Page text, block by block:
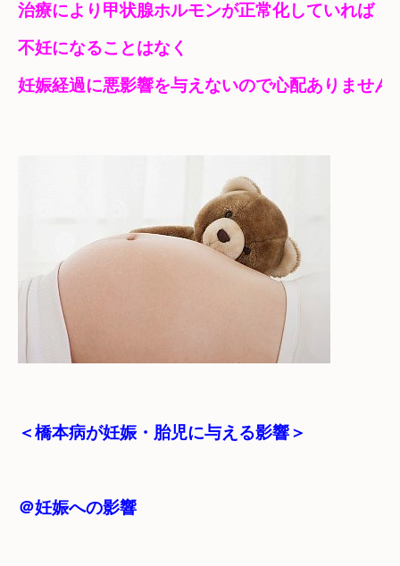
治療により甲状腺ホルモンが正常化していれば
不妊になることはなく
妊娠経過に悪影響を与えないので心配ありません
＜橋本病が妊娠・胎児に与える影響＞